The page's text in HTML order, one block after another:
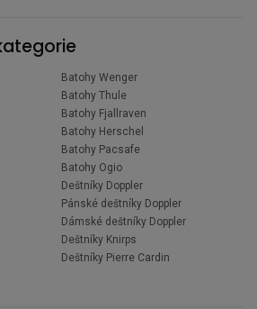
Batohy Wenger
Batohy Thule
Batohy Fjallraven
Batohy Herschel
Batohy Pacsafe
Batohy Ogio
Deštníky Doppler
Pánské deštníky Doppler
Dámské deštníky Doppler
Deštníky Knirps
Deštníky Pierre Cardin